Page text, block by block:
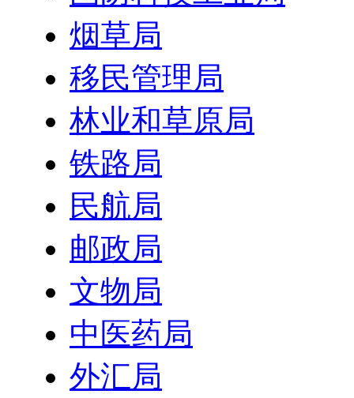
烟草局
移民管理局
林业和草原局
铁路局
民航局
邮政局
文物局
中医药局
外汇局